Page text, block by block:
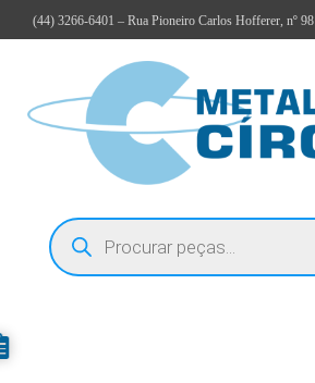
(44) 3266-6401 – Rua Pioneiro Carlos Hofferer, nº 98